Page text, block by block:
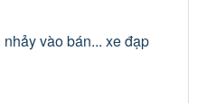
vào bán... xe đạp